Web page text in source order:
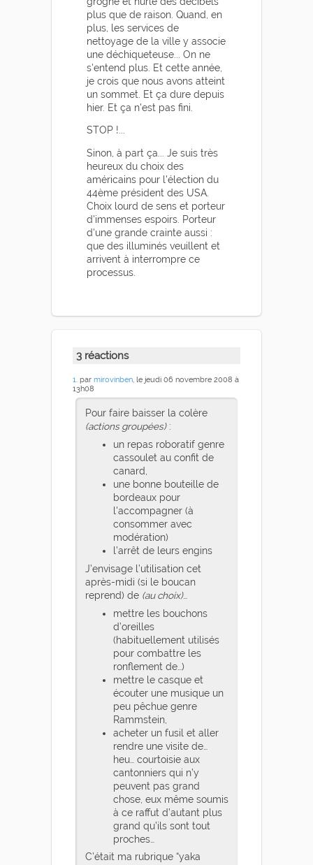
plus que de raison. Quand, en
plus, les services de
nettoyage de la ville y associe
une déchiqueteuse... On ne
s'entend plus. Et cette année,
je crois que nous avons atteint
un sommet. Et ça dure depuis
hier. Et ça n'est pas fini.
STOP !...
Sinon, à part ça... Je suis très
heureux du choix des
américains pour l'élection du
44ème président des USA.
Choix lourd de sens et porteur
d'immenses espoirs. Porteur
d'une grande crainte aussi :
que des illuminés veuillent et
arrivent à interrompre ce
processus.
3 réactions
1. par mirovinben, le jeudi 06 novembre 2008 à
13h08
Pour faire baisser la colère
(actions groupées):
un repas roboratif genre
cassoulet au confit de
canard,
une bonne bouteille de
bordeaux pour
l'accompagner (à
consommer avec
modération)
l’arrêt de leurs engins
J’envisage l’utilisation cet
après-midi (si le boucan
reprend) de (au choix)…
mettre les bouchons
d’oreilles
(habituellement utilisés
pour combattre les
ronflement de…)
mettre le casque et
écouter une musique un
peu pêchue genre
Rammstein,
acheter un fusil et aller
rendre une visite de…
heu… courtoisie aux
cantonniers qui n’y
peuvent pas grand
chose, eux même soumis
à ce raffut d’autant plus
grand qu’ils sont tout
proches…
C’était ma rubrique “yaka